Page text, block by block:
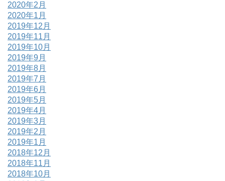
2020年2月
2020年1月
2019年12月
2019年11月
2019年10月
2019年9月
2019年8月
2019年7月
2019年6月
2019年5月
2019年4月
2019年3月
2019年2月
2019年1月
2018年12月
2018年11月
2018年10月